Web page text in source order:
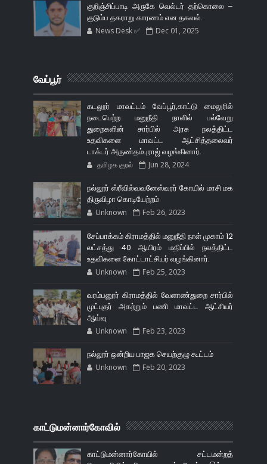
குறிஞ்சிப்பாடி அருகே வெல்டர் தற்கொலை –
குடும்ப தகராறு காரணம் என தகவல்.
News Desk ✅ Dec 01, 2025
வேப்பூர்
கடலூர் மாவட்டம் வேப்பூர்,காட்டு மைலுரில்
நடைபெற்ற மனுநீதி நாளில் பல்வேறு
துறைகளின் சார்பில் அரசு நலத்திட்ட
உதவிகளை மாவட்ட ஆட்சித்தலைவர்
டாக்டர்.அருண்தம்புராஜ் வழங்கினார்.
தமிழக குரல் Jun 28, 2024
நல்லூர் ஸ்ரீவில்வவனேஸ்வரர் கோயில் மாசி மக
திருவிழா கொடியேற்றம்
Unknown Feb 26, 2023
சேப்பாக்கம் கிராமத்தில் மனுநீதி நாள் முகாம் 12
லட்சத்து 40 ஆயிரம் மதிப்பில் நலத்திட்ட
உதவிகளை கோட்டாட்சியர் வழங்கினார்.
Unknown Feb 25, 2023
வரம்பனூர் கிராமத்தில் வேளாண்துறை சார்பில்
முட்புதர் அகற்றும் பணி மாவட்ட ஆட்சியர்
ஆய்வு
Unknown Feb 23, 2023
நல்லூர் ஒன்றிய பாஜக செயற்குழு கூட்டம்
Unknown Feb 20, 2023
காட்டுமன்னார்கோவில்
காட்டுமன்னார்கோயில் சட்டமன்றத்